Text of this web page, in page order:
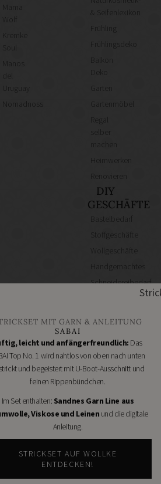
Mama
Wolf
Kremke
Manos
Uruguay
Nomadnoss
& Seifenlexikon
Frühling
Frühlingsdeko
Balkon
Deko
Garten
Gartenmöbel
Regal
Heimwerken
DIY
GESCHÄFTE
Bastelbedarf
Stoffgeschäfte
Wollgeschäfte
Handgemachtes
Schneidereibedarf
Handarbeitszubehör
Online
Shops
Schmuckzubehör
Nähmaschinen
- DIY Community - Schöne Dinge
selbermachen.
MIT GARN & ANLEITUNG
SABAI
leicht und anfängerfreundlich: Das
Top No. 1 wird nahtlos von oben nach unten
und begeistert mit U-Boot-Ausschnitt und
feinen Rippenbündchen.
Im Set enthalten: Sandnes Garn Line aus
Viskose und Leinen und die digitale
Anleitung.
STRICKSET AUF WOLLKE
ENTDECKEN!